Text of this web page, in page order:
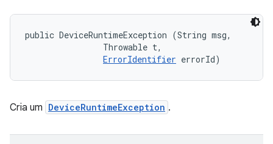
public DeviceRuntimeException (String msg,
                Throwable t,
ErrorIdentifier errorId)
Cria um DeviceRuntimeException .